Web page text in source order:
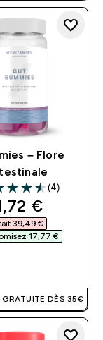
– Flore
of 5 stars
(4)
€‎
39,49 €‎
17,77 €‎
DÈS 35€